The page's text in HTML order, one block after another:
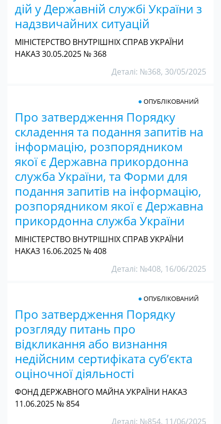
дій у Державній службі України з
надзвичайних ситуацій
МІНІСТЕРСТВО ВНУТРІШНІХ СПРАВ УКРАЇНИ
НАКАЗ 30.05.2025 № 368
Деталі: №368, 30/05/2025
Про затвердження Порядку
складення та подання запитів на
інформацію, розпорядником
якої є Державна прикордонна
служба України, та Форми для
подання запитів на інформацію,
розпорядником якої є Державна
прикордонна служба України
ОПУБЛІКОВАНИЙ
МІНІСТЕРСТВО ВНУТРІШНІХ СПРАВ УКРАЇНИ
НАКАЗ 16.06.2025 № 408
Деталі: №408, 16/06/2025
Про затвердження Порядку
розгляду питань про
відкликання або визнання
недійсним сертифіката суб’єкта
оціночної діяльності
ОПУБЛІКОВАНИЙ
ФОНД ДЕРЖАВНОГО МАЙНА УКРАЇНИ НАКАЗ
11.06.2025 № 854
Деталі: №854, 11/06/2025